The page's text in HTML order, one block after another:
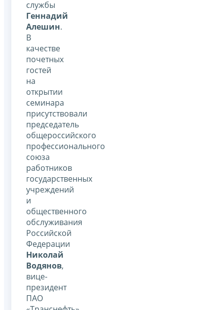
службы
Геннадий
Алешин.
В
качестве
почетных
гостей
на
открытии
семинара
присутствовали
председатель
общероссийского
профессионального
союза
работников
государственных
учреждений
и
общественного
обслуживания
Российской
Федерации
Николай
Водянов,
вице-
президент
ПАО